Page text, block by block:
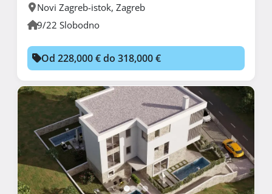
Novi Zagreb-istok, Zagreb
9/22 Slobodno
Od 228,000 € do 318,000 €